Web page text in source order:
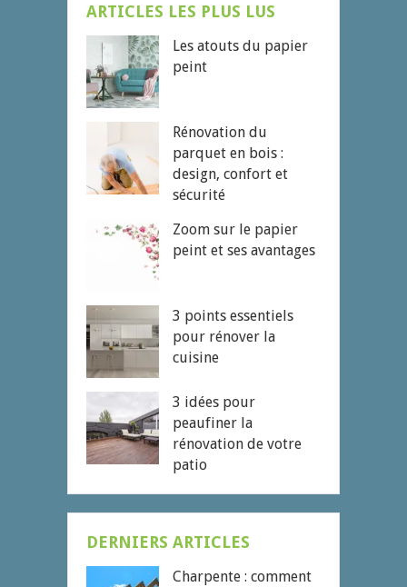
ARTICLES LES PLUS LUS
Les atouts du papier
peint
Rénovation du
parquet en bois :
design, confort et
sécurité
Zoom sur le papier
peint et ses avantages
3 points essentiels
pour rénover la
cuisine
3 idées pour
peaufiner la
rénovation de votre
patio
DERNIERS ARTICLES
Charpente : comment